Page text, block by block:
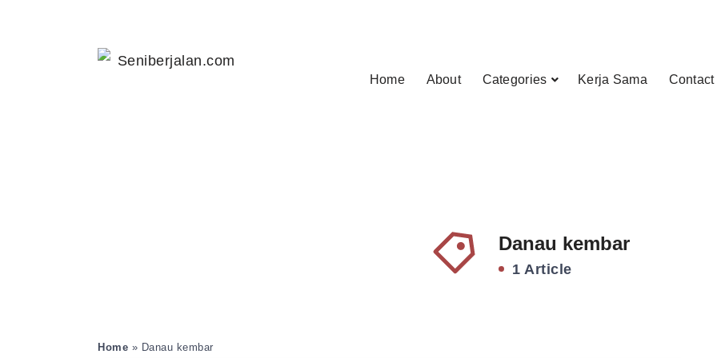
Home About Categories Kerja Sama Contact
Danau kembar
1 Article
Home » Danau kembar